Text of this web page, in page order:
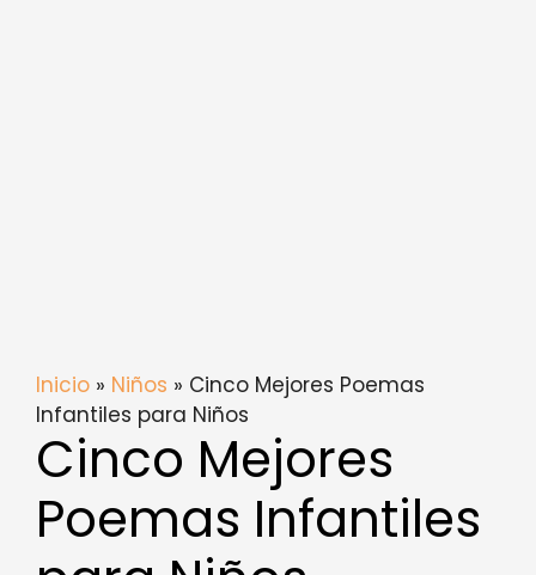
Inicio » Niños » Cinco Mejores Poemas
Infantiles para Niños
Cinco Mejores
Poemas Infantiles